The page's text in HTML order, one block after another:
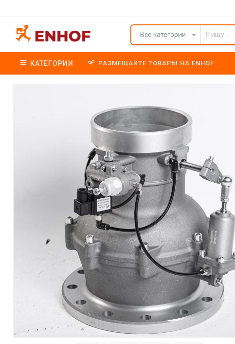
Все категории
КАТЕГОРИИ РАЗМЕЩАЙТЕ ТОВАРЫ НА ENHOF